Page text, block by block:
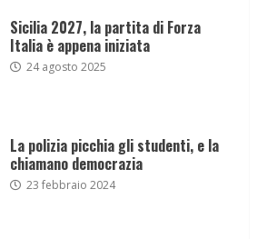
Sicilia 2027, la partita di Forza
Italia è appena iniziata
24 agosto 2025
La polizia picchia gli studenti, e la
chiamano democrazia
23 febbraio 2024